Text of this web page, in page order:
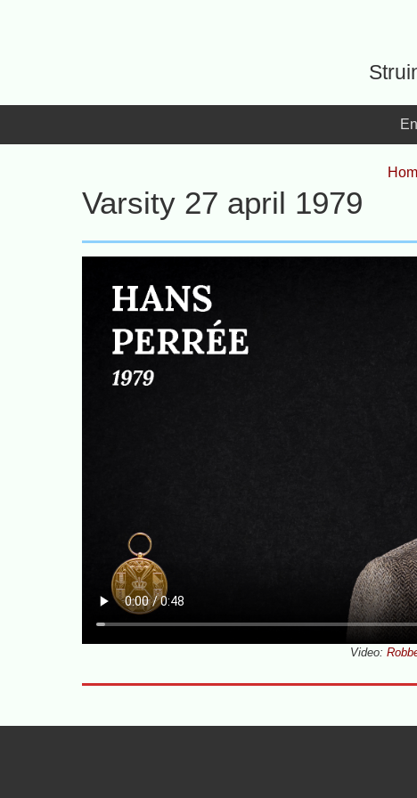
Varsity 27 april 1979
Video: